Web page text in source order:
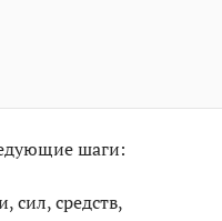
шаги:
сил, средств,